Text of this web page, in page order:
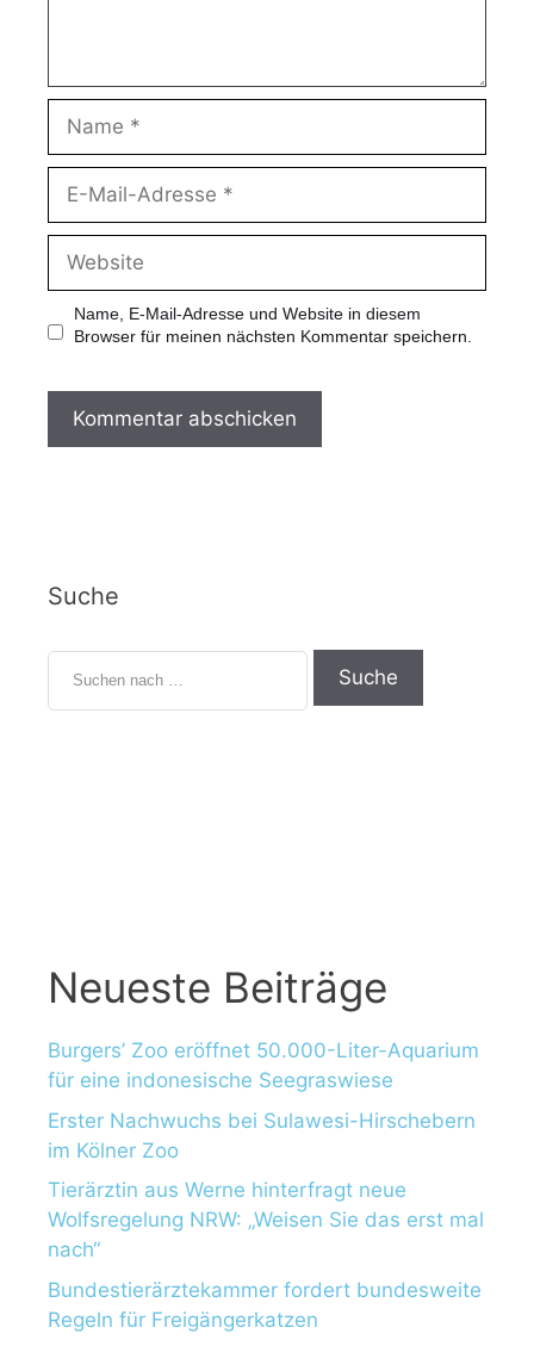
Name, E-Mail-Adresse und Website in diesem
Browser für meinen nächsten Kommentar speichern.
Suche
Neueste Beiträge
Burgers’ Zoo eröffnet 50.000-Liter-Aquarium
für eine indonesische Seegraswiese
Erster Nachwuchs bei Sulawesi-Hirschebern
im Kölner Zoo
Tierärztin aus Werne hinterfragt neue
Wolfsregelung NRW: „Weisen Sie das erst mal
nach“
Bundestierärztekammer fordert bundesweite
Regeln für Freigängerkatzen